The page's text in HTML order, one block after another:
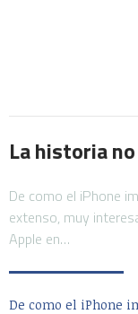
La historia
De como el iPhone
extenso, muy
Apple en…
De como el iPhone